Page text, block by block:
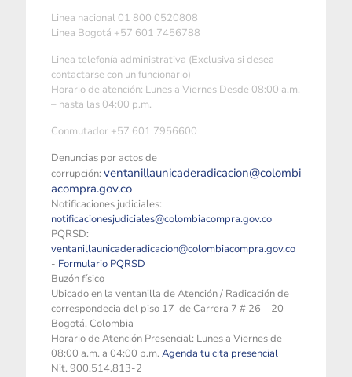
Linea nacional 01 800 0520808
Linea Bogotá +57 601 7456788
Linea telefonía administrativa (Exclusiva si desea
contactarse con un funcionario)
Horario de atención: Lunes a Viernes Desde 08:00 a.m.
– hasta las 04:00 p.m.
Conmutador +57 601 7956600
Denuncias por actos de
corrupción: ventanillaunicaderadicacion@colombi
acompra.gov.co
Notificaciones judiciales:
notificacionesjudiciales@colombiacompra.gov.co
PQRSD:
ventanillaunicaderadicacion@colombiacompra.gov.co
- Formulario PQRSD
Buzón físico
Ubicado en la ventanilla de Atención / Radicación de
correspondecia del piso 17 de Carrera 7 # 26 – 20 -
Bogotá, Colombia
Horario de Atención Presencial: Lunes a Viernes de
08:00 a.m. a 04:00 p.m. Agenda tu cita presencial
Nit. 900.514.813-2